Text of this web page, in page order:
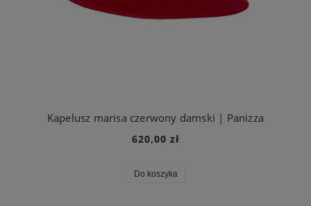
Kapelusz marisa czerwony damski | Panizza
620,00 zł
Do koszyka